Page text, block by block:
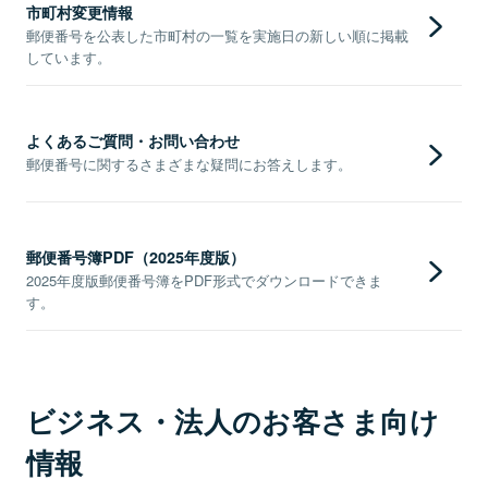
市町村変更情報
郵便番号を公表した市町村の一覧を実施日の新しい順に掲載
しています。
よくあるご質問・お問い合わせ
郵便番号に関するさまざまな疑問にお答えします。
郵便番号簿PDF（2025年度版）
2025年度版郵便番号簿をPDF形式でダウンロードできま
す。
ビジネス・法人のお客さま向け
情報